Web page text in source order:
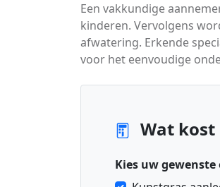
Een vakkundige
kinderen. Vervolgens
afwatering. Erkende
voor het eenvoudige
Wat
Kies uw